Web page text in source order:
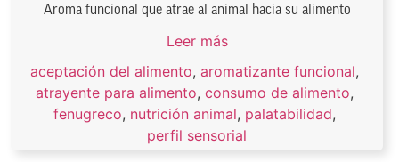
Aroma funcional que atrae al animal hacia su alimento
Leer más
aceptación del alimento, aromatizante funcional,
atrayente para alimento, consumo de alimento,
fenugreco, nutrición animal, palatabilidad,
perfil sensorial